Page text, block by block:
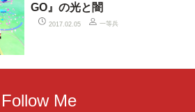
GO』の光と闇
2017.02.05 一等兵
Follow Me